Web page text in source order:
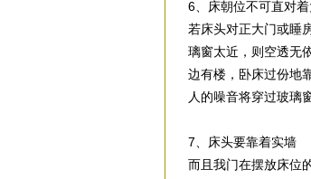
6、床朝位不可直对
若床头对正大门或睡
璃窗太近，则空透无
边有楼，卧床过份地
人的噪音将穿过玻璃
7、床头要靠着实墙
而且我门在摆放床位